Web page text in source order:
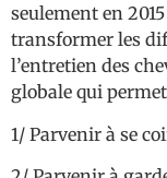
seulement en
transformer les
l’entretien des
globale qui
1/ Parvenir à se